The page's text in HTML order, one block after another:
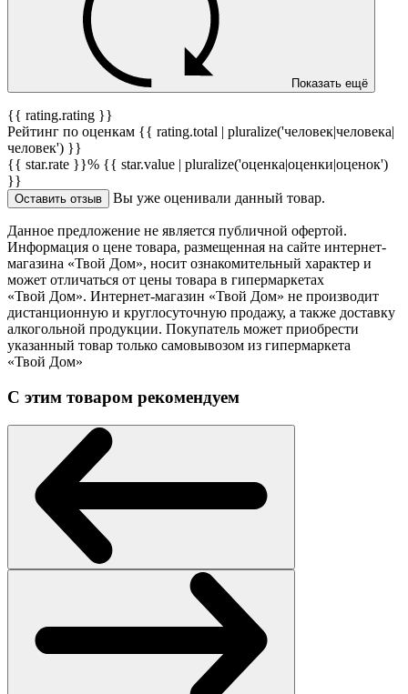
Показать ещё
{{ rating.rating }}
Рейтинг по оценкам {{ rating.total | pluralize('человек|человека|
человек') }}
{{ star.rate }}% {{ star.value | pluralize('оценка|оценки|оценок')
}}
Оставить отзыв Вы уже оценивали данный товар.
Данное предложение не является публичной офертой.
Информация о цене товара, размещенная на сайте интернет-
магазина «Твой Дом», носит ознакомительный характер и
может отличаться от цены товара в гипермаркетах
«Твой Дом». Интернет-магазин «Твой Дом» не производит
дистанционную и круглосуточную продажу, а также доставку
алкогольной продукции. Покупатель может приобрести
указанный товар только самовывозом из гипермаркета
«Твой Дом»
С этим товаром рекомендуем